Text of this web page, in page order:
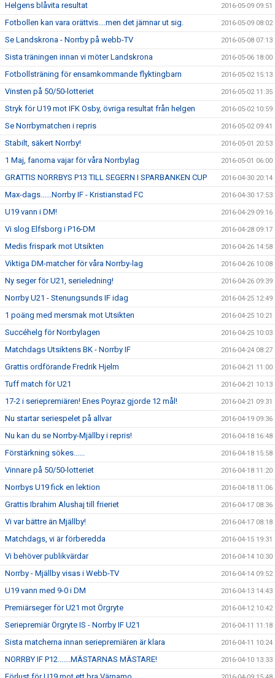
Helgens blåvita resultat 2016-05-09 09:51
Fotbollen kan vara orättvis....men det jämnar ut sig. 2016-05-09 08:02
Se Landskrona - Norrby på webb-TV 2016-05-08 07:13
Sista träningen innan vi möter Landskrona 2016-05-06 18:00
Fotbollsträning för ensamkommande flyktingbarn 2016-05-02 15:13
Vinsten på 50/50-lotteriet 2016-05-02 11:35
Stryk för U19 mot IFK Osby, övriga resultat från helgen 2016-05-02 10:59
Se Norrbymatchen i repris 2016-05-02 09:41
Stabilt, säkert Norrby! 2016-05-01 20:53
1 Maj, fanorna vajar för våra Norrbylag 2016-05-01 06:00
GRATTIS NORRBYS P13 TILL SEGERN I SPARBANKEN CUP 2016-04-30 20:14
Max-dags......Norrby IF - Kristianstad FC 2016-04-30 17:53
U19 vann i DM! 2016-04-29 09:16
Vi slog Elfsborg i P16-DM 2016-04-28 09:17
Medis frispark mot Utsikten 2016-04-26 14:58
Viktiga DM-matcher för våra Norrby-lag 2016-04-26 10:08
Ny seger för U21, serieledning! 2016-04-26 09:39
Norrby U21 - Stenungsunds IF idag 2016-04-25 12:49
1 poäng med mersmak mot Utsikten 2016-04-25 10:21
Succéhelg för Norrbylagen 2016-04-25 10:03
Matchdags Utsiktens BK - Norrby IF 2016-04-24 08:27
Grattis ordförande Fredrik Hjelm 2016-04-21 11:00
Tuff match för U21 2016-04-21 10:13
17-2 i seriepremiären! Enes Poyraz gjorde 12 mål! 2016-04-21 09:31
Nu startar seriespelet på allvar 2016-04-19 09:36
Nu kan du se Norrby-Mjällby i repris! 2016-04-18 16:48
Förstärkning sökes...... 2016-04-18 15:58
Vinnare på 50/50-lotteriet 2016-04-18 11:20
Norrbys U19 fick en lektion 2016-04-18 11:06
Grattis Ibrahim Alushaj till frieriet 2016-04-17 08:36
Vi var bättre än Mjällby! 2016-04-17 08:18
Matchdags, vi är förberedda 2016-04-15 19:31
Vi behöver publikvärdar 2016-04-14 10:30
Norrby - Mjällby visas i Webb-TV 2016-04-14 09:52
U19 vann med 9-0 i DM 2016-04-13 14:43
Premiärseger för U21 mot Örgryte 2016-04-12 10:42
Seriepremiär Örgryte IS - Norrby IF U21 2016-04-11 11:18
Sista matcherna innan seriepremiären är klara 2016-04-11 10:24
NORRBY IF P12.......MÄSTARNAS MÄSTARE! 2016-04-10 13:33